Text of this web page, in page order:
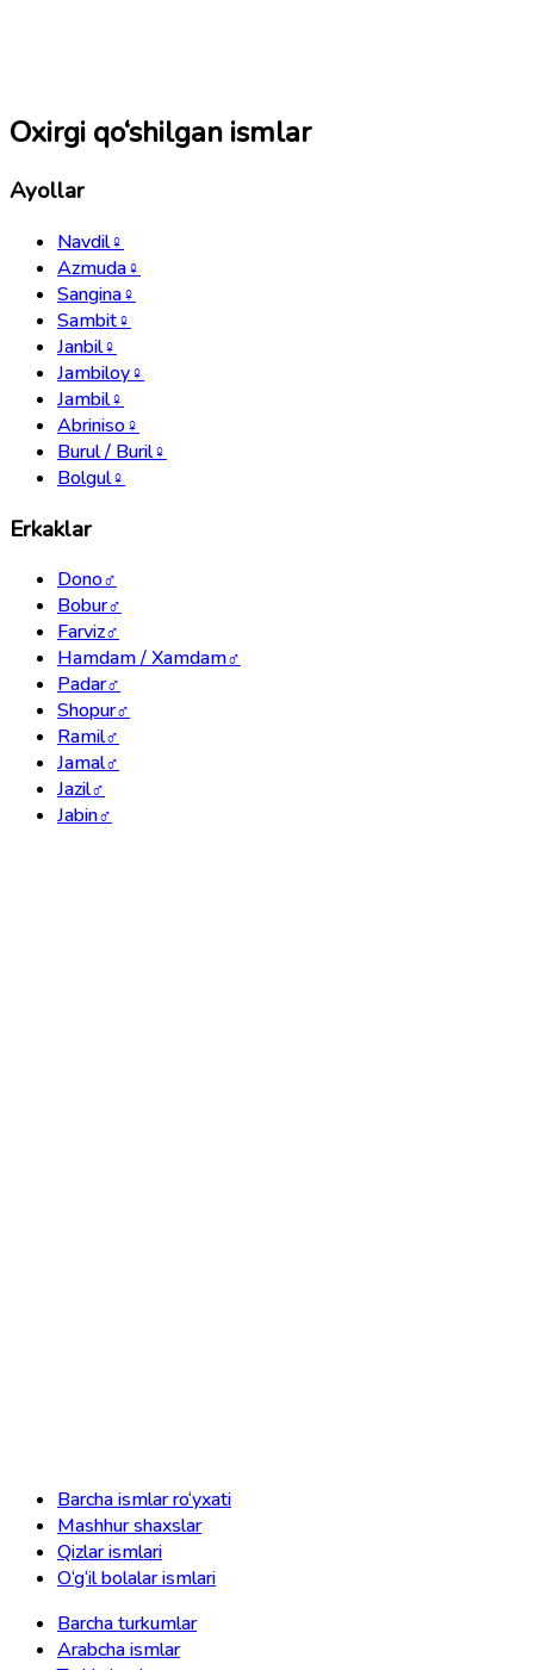
Oxirgi qo‘shilgan ismlar
Ayollar
Navdil♀
Azmuda♀
Sangina♀
Sambit♀
Janbil♀
Jambiloy♀
Jambil♀
Abriniso♀
Burul / Buril♀
Bolgul♀
Erkaklar
Dono♂
Bobur♂
Farviz♂
Hamdam / Xamdam♂
Padar♂
Shopur♂
Ramil♂
Jamal♂
Jazil♂
Jabin♂
Barcha ismlar ro‘yxati
Mashhur shaxslar
Qizlar ismlari
O‘g‘il bolalar ismlari
Barcha turkumlar
Arabcha ismlar